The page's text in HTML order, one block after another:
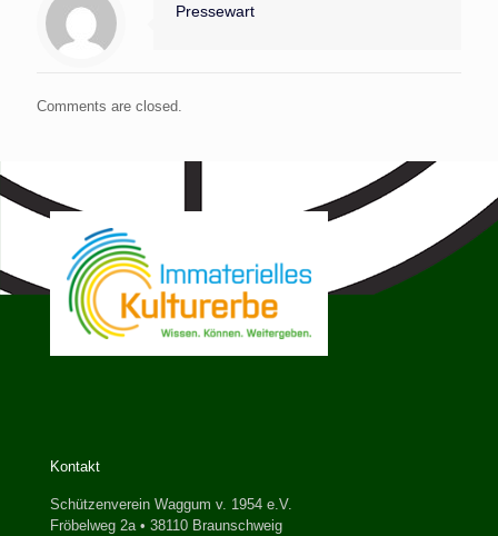
Pressewart
Comments are closed.
Kontakt
Schützenverein Waggum v. 1954 e.V.
Fröbelweg 2a • 38110 Braunschweig